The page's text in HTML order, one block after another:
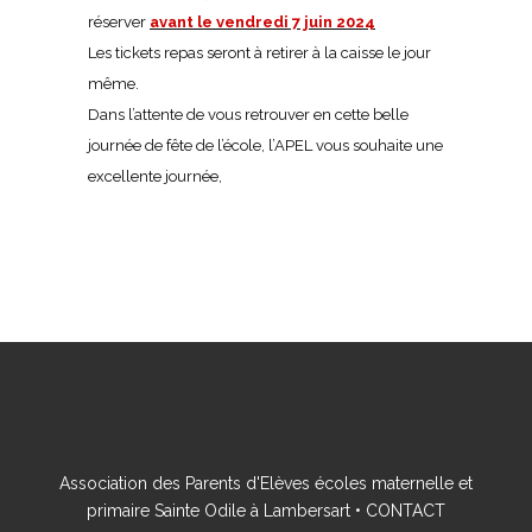
réserver avant le vendredi 7 juin 2024
Les tickets repas seront à retirer à la caisse le jour
même.
Dans l’attente de vous retrouver en cette belle
journée de fête de l’école, l’APEL vous souhaite une
excellente journée,
Association des Parents d'Elèves écoles maternelle et
primaire Sainte Odile à Lambersart • CONTACT